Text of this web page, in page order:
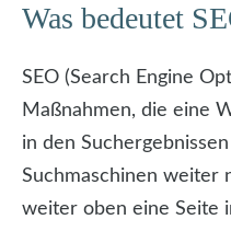
Was bedeutet
SEO (Search Engine
Maßnahmen, die eine
in den
Suchmaschinen weiter
weiter oben eine Seite